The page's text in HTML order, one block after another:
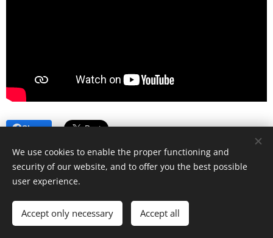
Share
© 2020ОУ"Христо Ботев"- гр.Бургас , кв.Ветрен
Powered by
Webnode Cookies
We use cookies to enable the proper functioning and
security of our website, and to offer you the best possible
user experience.
Accept only necessary Accept all